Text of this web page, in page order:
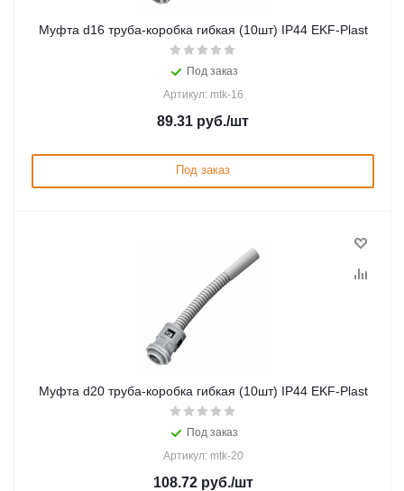
Муфта d16 труба-коробка гибкая (10шт) IP44 EKF-Plast
Под заказ
Артикул: mtk-16
89.31 руб./шт
Под заказ
Муфта d20 труба-коробка гибкая (10шт) IP44 EKF-Plast
Под заказ
Артикул: mtk-20
108.72руб./шт